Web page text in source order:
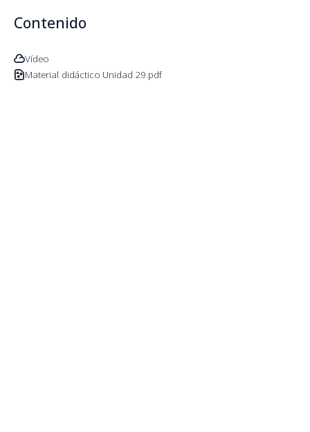
Contenido
Vídeo
Material didáctico Unidad 29.pdf